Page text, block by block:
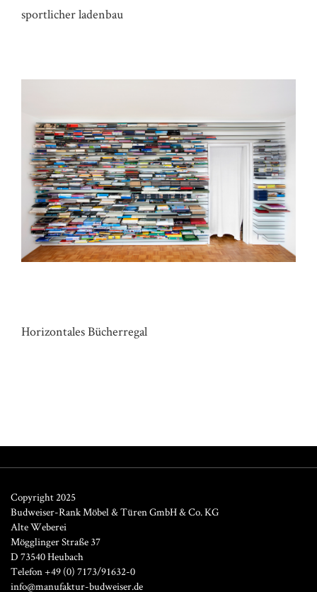
sportlicher ladenbau
Horizontales Bücherregal
Copyright 2025
Budweiser-Rank Möbel & Türen GmbH & Co. KG
Alte Weberei
Mögglinger Straße 37
D 73540 Heubach
Telefon +49 (0) 7173/91632-0
info@manufaktur-budweiser.de